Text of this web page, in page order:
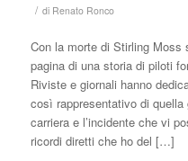
/ di Renato Ronco
Con la morte di Stirling Moss
pagina di una storia di piloti
Riviste e giornali hanno
così rappresentativo di quella
carriera e l’incidente che vi
ricordi diretti che ho del […]